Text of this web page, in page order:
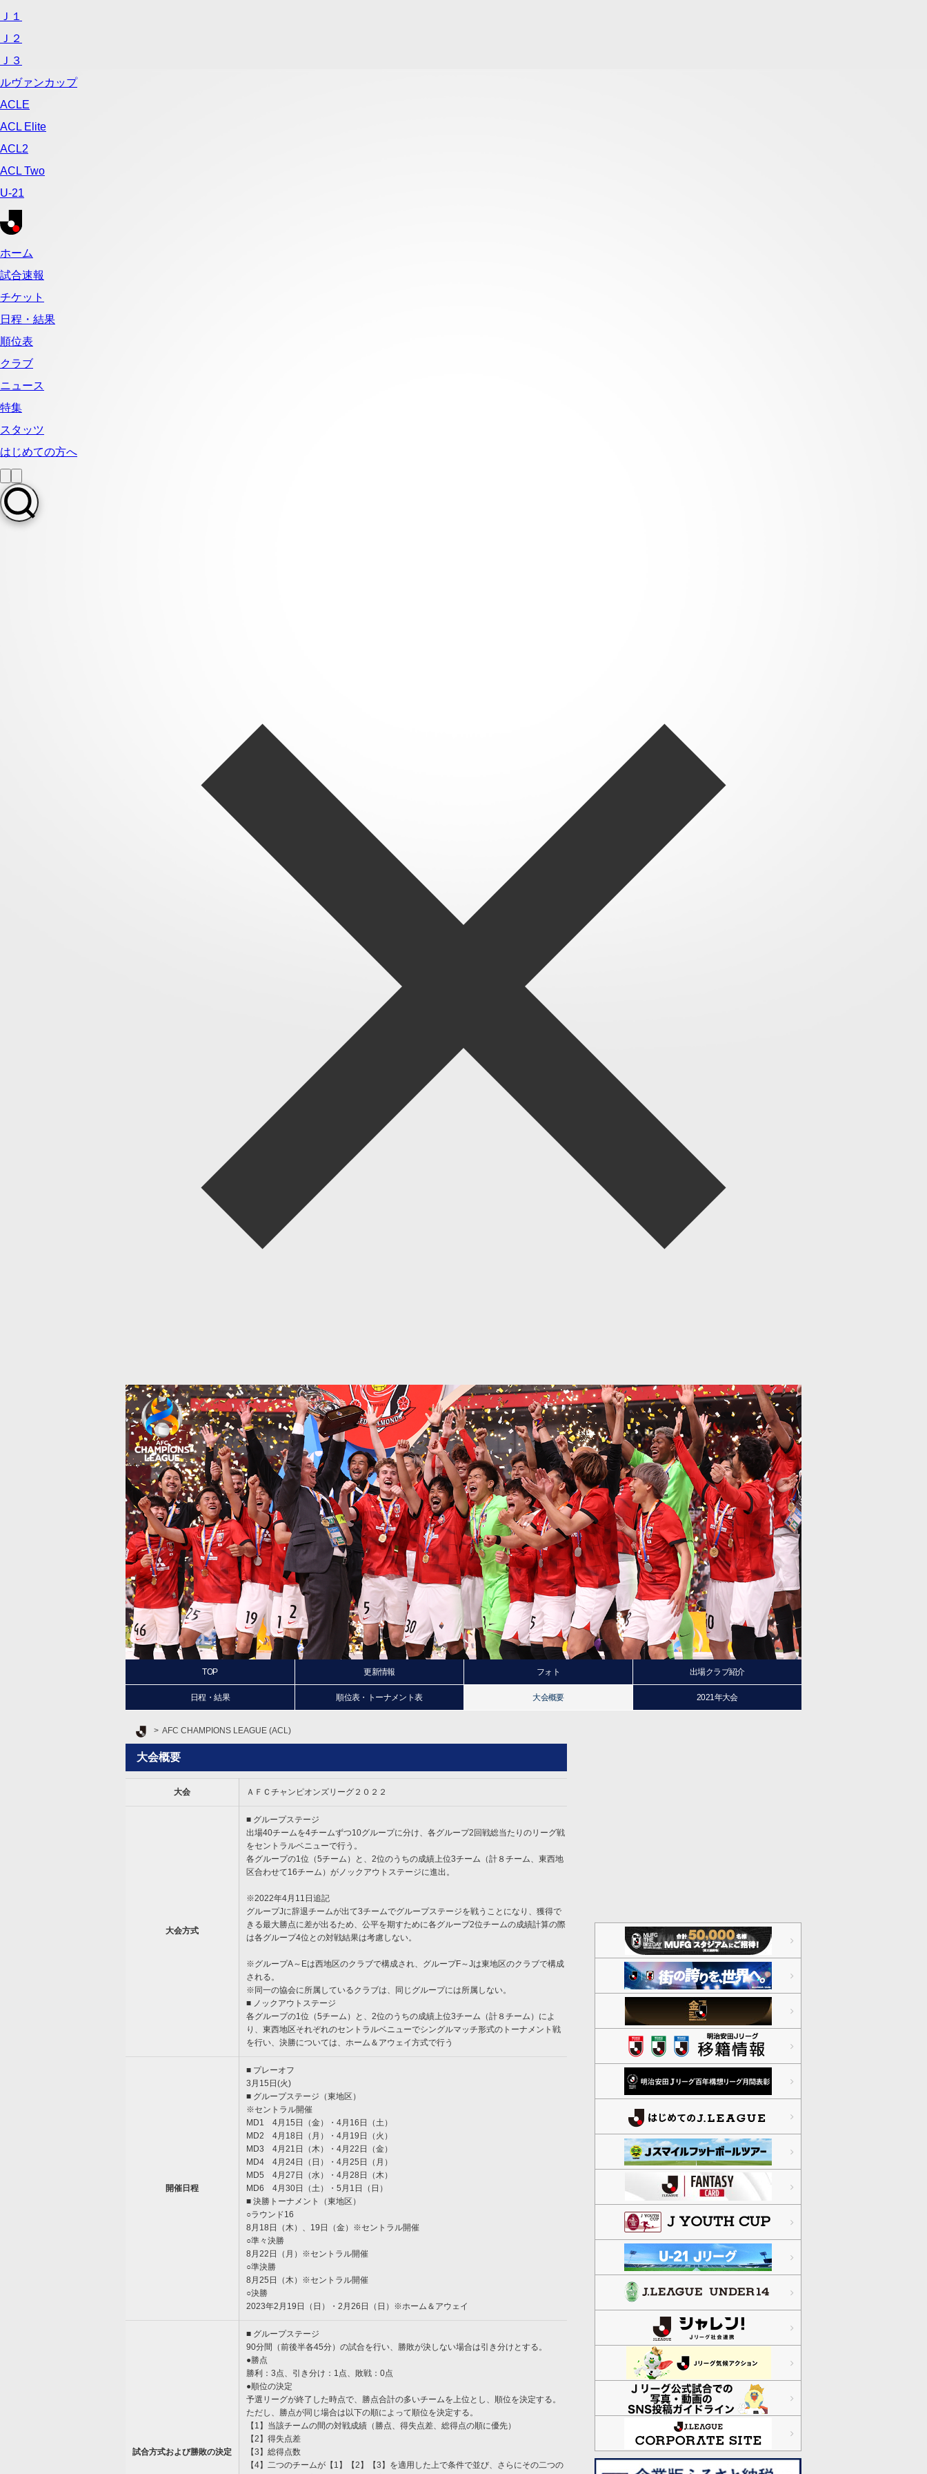
TOP 更新情報 フォト 出場クラブ紹介
日程・結果 順位表・トーナメント表 大会概要 2021年大会
Ｊリーグ TOP
AFC CHAMPIONS LEAGUE (ACL)
大会概要
大会 ＡＦＣチャンピオンズリーグ２０２２
大会方式
■ グループステージ
出場40チームを4チームずつ10グループに分け、各グループ2回戦総当たりのリーグ戦
をセントラルベニューで行う。
各グループの1位（5チーム）と、2位のうちの成績上位3チーム（計８チーム、東西地
区合わせて16チーム）がノックアウトステージに進出。
※2022年4月11日追記
グループJに辞退チームが出て3チームでグループステージを戦うことになり、獲得で
きる最大勝点に差が出るため、公平を期すために各グループ2位チームの成績計算の際
は各グループ4位との対戦結果は考慮しない。
※グループA～Eは西地区のクラブで構成され、グループF～Jは東地区のクラブで構成
される。
※同一の協会に所属しているクラブは、同じグループには所属しない。
■ ノックアウトステージ
各グループの1位（5チーム）と、2位のうちの成績上位3チーム（計８チーム）によ
り、東西地区それぞれのセントラルベニューでシングルマッチ形式のトーナメント戦
を行い、決勝については、ホーム＆アウェイ方式で行う
開催日程
■ プレーオフ
3月15日(火)
■ グループステージ（東地区）
※セントラル開催
MD1 4月15日（金）・4月16日（土）
MD2 4月18日（月）・4月19日（火）
MD3 4月21日（木）・4月22日（金）
MD4 4月24日（日）・4月25日（月）
MD5 4月27日（水）・4月28日（木）
MD6 4月30日（土）・5月1日（日）
■ 決勝トーナメント（東地区）
○ラウンド16
8月18日（木）、19日（金）※セントラル開催
○準々決勝
8月22日（月）※セントラル開催
○準決勝
8月25日（木）※セントラル開催
○決勝
2023年2月19日（日）・2月26日（日）※ホーム＆アウェイ
試合方式および勝敗の決定
■ グループステージ
90分間（前後半各45分）の試合を行い、勝敗が決しない場合は引き分けとする。
●勝点
勝利：3点、引き分け：1点、敗戦：0点
●順位の決定
予選リーグが終了した時点で、勝点合計の多いチームを上位とし、順位を決定する。
ただし、勝点が同じ場合は以下の順によって順位を決定する。
【1】当該チームの間の対戦成績（勝点、得失点差、総得点の順に優先）
【2】得失点差
【3】総得点数
【4】二つのチームが【1】【2】【3】を適用した上で条件で並び、さらにその二つの